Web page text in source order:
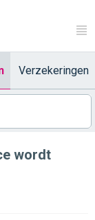
Verzekeringen
wordt